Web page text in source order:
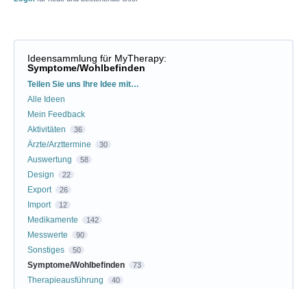
Ideensammlung für MyTherapy:
Symptome/Wohlbefinden
Kategorien
Teilen Sie uns Ihre Idee mit…
Alle Ideen
Mein Feedback
Aktivitäten
36
Ärzte/Arzttermine 30
Auswertung 58
Design 22
Export 26
Import 12
Medikamente 142
Messwerte 90
Sonstiges 50
Symptome/Wohlbefinden 73
Therapieausführung 40